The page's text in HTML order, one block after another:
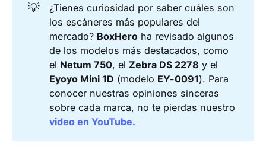
💡
¿Tienes curiosidad por saber cuáles son
los escáneres más populares del
mercado? BoxHeroha revisado algunos
de los modelos más destacados, como
el Netum 750, el Zebra DS 2278 y el
Eyoyo Mini 1D (modelo EY-0091). Para
conocer nuestras opiniones sinceras
sobre cada marca, no te pierdas nuestro
video en YouTube.